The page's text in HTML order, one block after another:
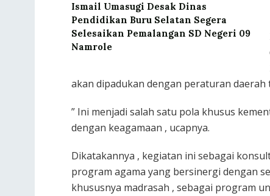
Ismail Umasugi Desak Dinas
Pendidikan Buru Selatan Segera
Selesaikan Pemalangan SD Negeri 09
Namrole
akan dipadukan dengan peraturan
” Ini menjadi salah satu pola khusus
dengan keagamaan , ucapnya.
Dikatakannya , kegiatan ini sebagai
program agama yang bersinergi dengan
khususnya madrasah , sebagai program